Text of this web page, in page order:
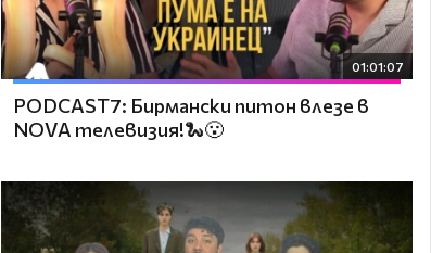
01:01:07
PODCAST7: Бирмански питон влезе в
NOVA телевизия!🐍😮